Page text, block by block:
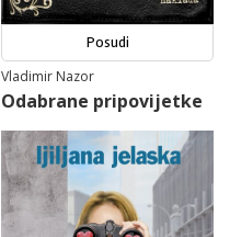
Posudi
Vladimir Nazor
Odabrane pripovijetke